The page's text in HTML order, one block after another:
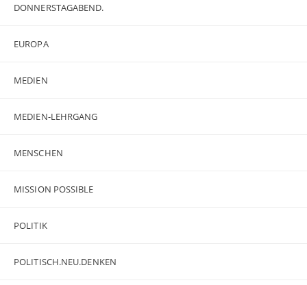
DONNERSTAGABEND.
EUROPA
MEDIEN
MEDIEN-LEHRGANG
MENSCHEN
MISSION POSSIBLE
POLITIK
POLITISCH.NEU.DENKEN